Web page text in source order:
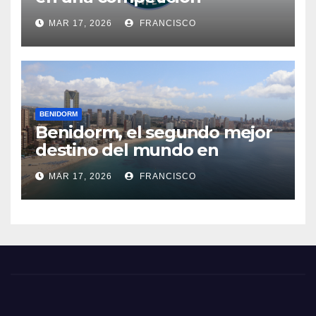
internacional sobre
investigación de delitos
cibernéticos
MAR 17, 2026 FRANCISCO
BENIDORM
Benidorm, el segundo mejor
destino del mundo en
recuperarse de la pandemia
MAR 17, 2026 FRANCISCO